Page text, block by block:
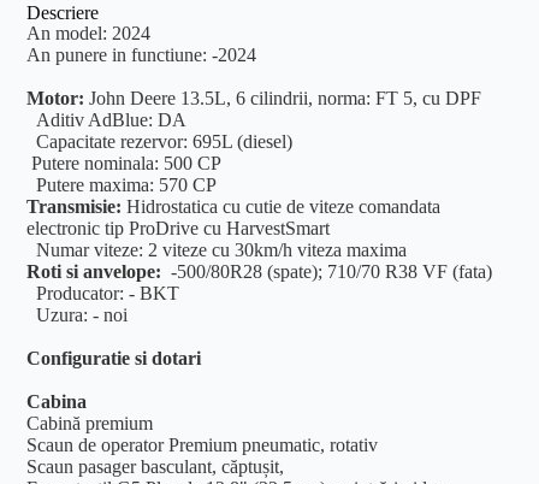
Descriere
An model: 2024
An punere in functiune: -2024
Motor:John Deere 13.5L, 6 cilindrii, norma: FT 5, cu DPF
Aditiv AdBlue: DA
Capacitate rezervor: 695L (diesel)
Putere nominala: 500 CP
Putere maxima: 570 CP
Transmisie:Hidrostatica cu cutie de viteze comandata
electronic tip ProDrive cu HarvestSmart
Numar viteze: 2 viteze cu 30km/h viteza maxima
Roti si anvelope: -500/80R28 (spate); 710/70 R38 VF (fata)
Producator: - BKT
Uzura: - noi
Configuratie si dotari
Cabina
Cabină premium
Scaun de operator Premium pneumatic, rotativ
Scaun pasager basculant, căptușit,